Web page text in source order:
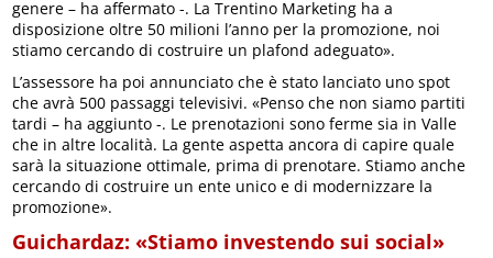
genere – ha affermato -. La Trentino Marketing ha a
disposizione oltre 50 milioni l’anno per la promozione, noi
stiamo cercando di costruire un plafond adeguato».
L’assessore ha poi annunciato che è stato lanciato uno spot
che avrà 500 passaggi televisivi. «Penso che non siamo partiti
tardi – ha aggiunto -. Le prenotazioni sono ferme sia in Valle
che in altre località. La gente aspetta ancora di capire quale
sarà la situazione ottimale, prima di prenotare. Stiamo anche
cercando di costruire un ente unico e di modernizzare la
promozione».
Guichardaz: «Stiamo investendo sui social»